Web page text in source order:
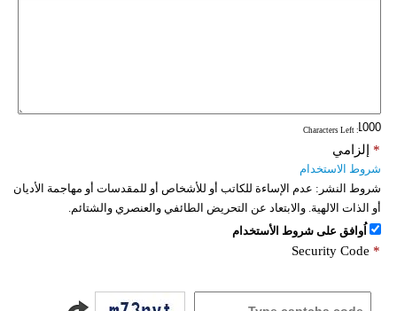
: Characters Left
إلزامي *
شروط الاستخدام
شروط النشر: عدم الإساءة للكاتب أو للأشخاص أو للمقدسات أو مهاجمة الأديان
أو الذات الالهية. والابتعاد عن التحريض الطائفي والعنصري والشتائم.
اُوافق على شروط الأستخدام
Security Code *